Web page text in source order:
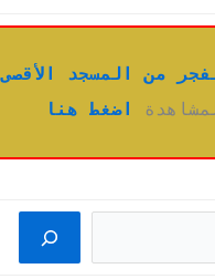
من المسجد الأقصى
اضغط هنا